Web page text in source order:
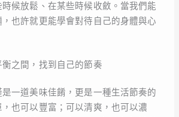
候放鬆、在某些時候收斂。當我們能
也許就更能學會對待自己的身體與心
之間，找到自己的節奏
一道美味佳餚，更是一種生活節奏的
也可以豐富；可以清爽，也可以濃